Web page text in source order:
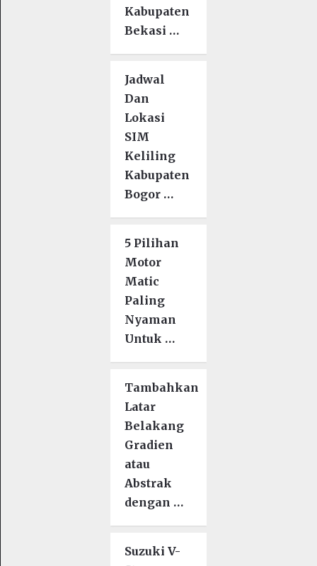
Kabupaten
Bekasi …
Jadwal
Dan
Lokasi
SIM
Keliling
Kabupaten
Bogor …
5 Pilihan
Motor
Matic
Paling
Nyaman
Untuk …
Tambahkan
Latar
Belakang
Gradien
atau
Abstrak
dengan …
Suzuki V-